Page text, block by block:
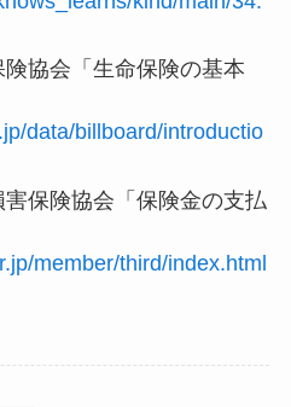
協会「生命保険の基本
data/billboard/introductio
保険協会「保険金の支払
member/third/index.html